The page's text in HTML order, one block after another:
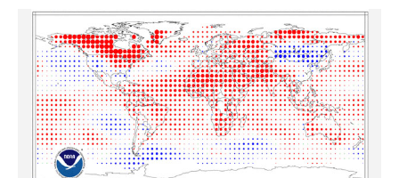
처리시스템이 산출하는 기상정보를 활용하여 기본 영상
자료를 분석하고, 황사, 안개 등의 특이영상도 탐지함으로
써 위성자료의 일기예보 지원능력이 확대될 것이다. 또한
기상위성 정보는 일기분석 및 일기예보를 위한 수치예보
모델의 성능 향상에도 기여할 것이며, 장기적으로는 기후
변화감시를 위한 국가차원의 기후자료 확보에도 일익을
담당할 것이다. 문의 : 국가기상위성센터 원재광 043-71
방에 비가 오고 있다. 18일(금)은 장마전선이 제주도 부
근 해상에 위치하면서, 오전에 남부지방으로 점차 확대되
었다가, 오후나 밤에는 장마전선이 다시 남하하면서 남부
지방 서쪽부터 점차 그치겠다. 이번 비는 제주도와 남해안
지방을 중심으로 천둥·번개를 동반한 시간당 20mm 안
팎의 강한 비가 내리는 곳도 있겠다. 19일(토)은 장마전
선이 제주남쪽 먼바다로 남하하고, 북서쪽에서 다가오는